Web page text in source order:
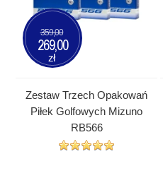
Zestaw Trzech Opakowań
Piłek Golfowych Mizuno
RB566
359,00
269,00
zł